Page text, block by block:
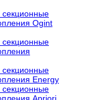
Ogint
Energy